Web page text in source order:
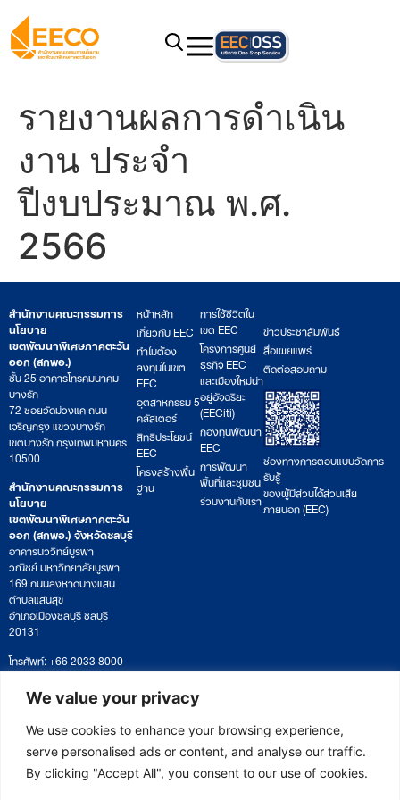
We value your privacy
We use cookies to enhance your browsing experience,
serve personalised ads or content, and analyse our traffic.
By clicking "Accept All", you consent to our use of cookies.
รายงานผลการดำเนิน
งาน ประจำ
ปีงบประมาณ พ.ศ.
2566
สำนักงานคณะกรรมการ
นโยบาย
เขตพัฒนาพิเศษภาคตะวัน
ออก (สกพอ.)
ชั้น 25 อาคารโทรคมนาคม
บางรัก
72 ซอยวัดม่วงแค ถนน
เจริญกรุง แขวงบางรัก
เขตบางรัก กรุงเทพมหานคร
10500
สำนักงานคณะกรรมการ
นโยบาย
เขตพัฒนาพิเศษภาคตะวัน
ออก (สกพอ.) จังหวัดชลบุรี
อาคารนววิทย์บูรพา
วณิชย์ มหาวิทยาลัยบูรพา
169 ถนนลงหาดบางแสน
ตำบลแสนสุข
อำเภอเมืองชลบุรี ชลบุรี
20131
โทรศัพท์: +66 2033 8000
เวลาทำการ: จันทร์ – ศุกร์
09:00 – 17:00 น.
ติดตามหนังสือหรือยื่นเอกสาร
saraban@eeco.or.th
หน้าหลัก
เกี่ยวกับ EEC
ทำไมต้อง
ลงทุนในเขต
EEC
อุตสาหกรรม 5
คลัสเตอร์
สิทธิประโยชน์
EEC
โครงสร้างพื้น
ฐาน
การใช้ชีวิตใน
เขต EEC
โครงการศูนย์
ธุรกิจ EEC
และเมืองใหม่น่า
อยู่อัจฉริยะ
(EECiti)
กองทุนพัฒนา
EEC
การพัฒนา
พื้นที่และชุมชน
ร่วมงานกับเรา
ข่าวประชาสัมพันธ์
สื่อเผยแพร่
ติดต่อสอบถาม
ช่องทางการตอบแบบวัดการ
รับรู้
ของผู้มีส่วนได้ส่วนเสีย
ภายนอก (EEC)